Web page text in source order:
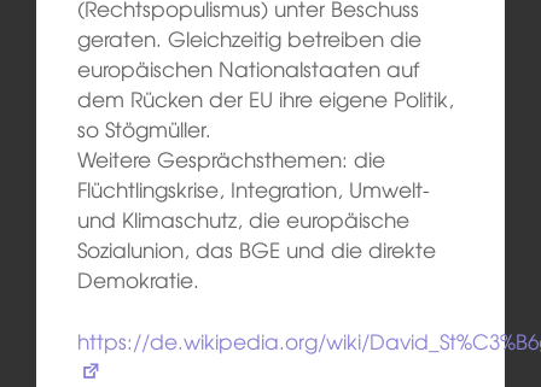
(Rechtspopulismus) unter Beschuss
geraten. Gleichzeitig betreiben die
europäischen Nationalstaaten auf
dem Rücken der EU ihre eigene Politik,
so Stögmüller.
Weitere Gesprächsthemen: die
Flüchtlingskrise, Integration, Umwelt-
und Klimaschutz, die europäische
Sozialunion, das BGE und die direkte
Demokratie.
https://de.wikipedia.org/wiki/